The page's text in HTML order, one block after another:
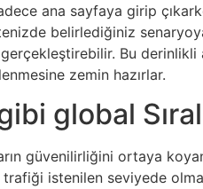
ana sayfaya girip
belirlediğiniz
Bu derinlikli
zemin hazırlar.
global
güvenilirliğini ortaya
istenilen seviyede